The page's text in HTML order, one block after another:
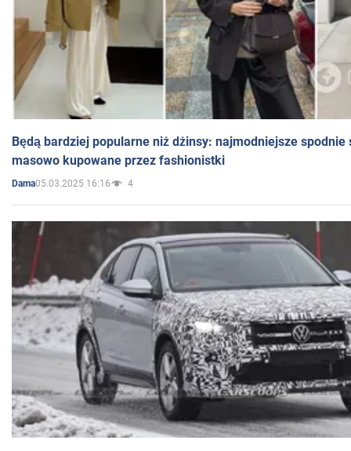
Będą bardziej popularne niż dżinsy: najmodniejsze spodnie
masowo kupowane przez fashionistki
Dama05.03.2025 16:16 4